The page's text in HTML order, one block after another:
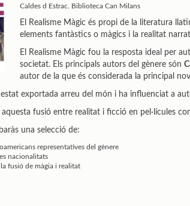
Caldes d Estrac. Biblioteca Can Milans
El Realisme Màgic és propi de la literatura
elements fantàstics o màgics i la realitat
El Realisme Màgic fou la resposta ideal per
societat. Els principals autors del gènere són
autor de la que és considerada la principal
estat exportada arreu del món i ha influenciat a
fusió entre realitat i ficció en pel·lícules
una selecció de:
representatives del gènere
nacionalitats
fusió de màgia i realitat